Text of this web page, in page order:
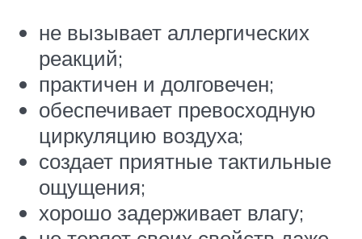
не вызывает аллергических
реакций;
практичен и долговечен;
обеспечивает превосходную
циркуляцию воздуха;
создает приятные тактильные
ощущения;
хорошо задерживает влагу;